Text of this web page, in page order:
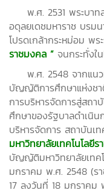
พ.ศ. 2531 พระบาท
อดุลยเดชมหาราช บร
โปรดเกล้ากระหม่อม พร
ราชมงคล ” จนกระทั่งใ
พ.ศ. 2548 จากแนว
บัญญัติการศึกษาแห่งชา
การบริหารจัดการสู่สถ
ศึกษาของรัฐบาลดำเนิน
บริหารจัดการ สถาบันเ
มหาวิทยาลัยเทคโนโลยี
บัญญัติมหาวิทยาลัยเทค
มกราคม พ.ศ. 2548 (ร
17 ลงวันที่ 18 มกราคม